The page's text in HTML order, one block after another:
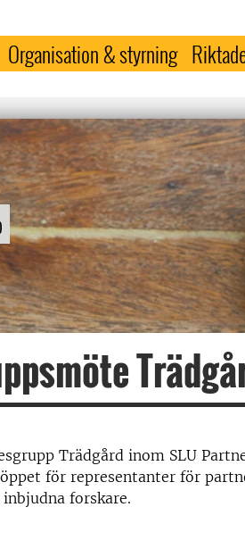
Organisation & styrning
Trädgård inom SLU
för representanter för
forskare.